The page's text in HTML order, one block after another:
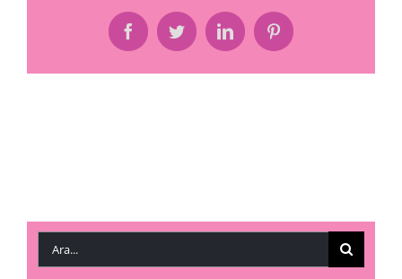
FacebookTwitterLinkedInPinterest
Ara: